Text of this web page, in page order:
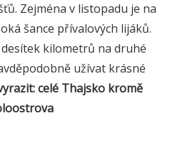
Zejména v listopadu je na
šance přívalových lijáků.
kilometrů na druhé
užívat krásné
celé Thajsko kromě